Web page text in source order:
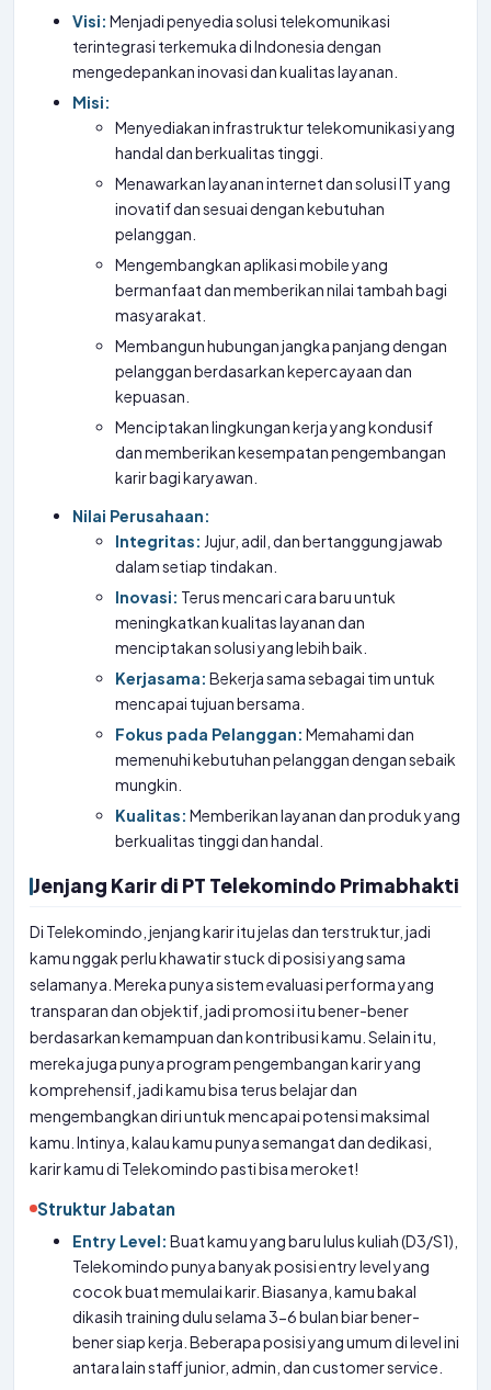
Visi: Menjadi penyedia solusi telekomunikasi
terintegrasi terkemuka di Indonesia dengan
mengedepankan inovasi dan kualitas layanan.
Misi:
Menyediakan infrastruktur telekomunikasi yang
handal dan berkualitas tinggi.
Menawarkan layanan internet dan solusi IT yang
inovatif dan sesuai dengan kebutuhan
pelanggan.
Mengembangkan aplikasi mobile yang
bermanfaat dan memberikan nilai tambah bagi
masyarakat.
Membangun hubungan jangka panjang dengan
pelanggan berdasarkan kepercayaan dan
kepuasan.
Menciptakan lingkungan kerja yang kondusif
dan memberikan kesempatan pengembangan
karir bagi karyawan.
Nilai Perusahaan:
Integritas: Jujur, adil, dan bertanggung jawab
dalam setiap tindakan.
Inovasi: Terus mencari cara baru untuk
meningkatkan kualitas layanan dan
menciptakan solusi yang lebih baik.
Kerjasama: Bekerja sama sebagai tim untuk
mencapai tujuan bersama.
Fokus pada Pelanggan: Memahami dan
memenuhi kebutuhan pelanggan dengan sebaik
mungkin.
Kualitas: Memberikan layanan dan produk yang
berkualitas tinggi dan handal.
Jenjang Karir di PT Telekomindo Primabhakti
Di Telekomindo, jenjang karir itu jelas dan terstruktur, jadi
kamu nggak perlu khawatir stuck di posisi yang sama
selamanya. Mereka punya sistem evaluasi performa yang
transparan dan objektif, jadi promosi itu bener-bener
berdasarkan kemampuan dan kontribusi kamu. Selain itu,
mereka juga punya program pengembangan karir yang
komprehensif, jadi kamu bisa terus belajar dan
mengembangkan diri untuk mencapai potensi maksimal
kamu. Intinya, kalau kamu punya semangat dan dedikasi,
karir kamu di Telekomindo pasti bisa meroket!
Struktur Jabatan
Entry Level: Buat kamu yang baru lulus kuliah (D3/S1),
Telekomindo punya banyak posisi entry level yang
cocok buat memulai karir. Biasanya, kamu bakal
dikasih training dulu selama 3-6 bulan biar bener-
bener siap kerja. Beberapa posisi yang umum di level ini
antara lain staff junior, admin, dan customer service.